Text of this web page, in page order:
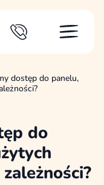
dostęp do panelu,
do